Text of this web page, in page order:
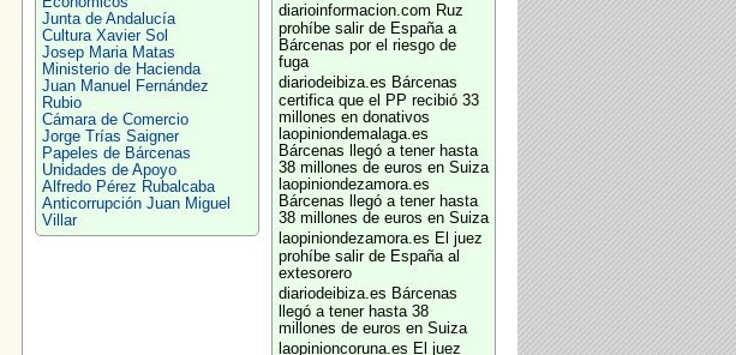
Junta de Andalucía
Cultura Xavier Sol
Josep Maria Matas
Ministerio de Hacienda
Juan Manuel Fernández
Rubio
Cámara de Comercio
Jorge Trías Saigner
Papeles de Bárcenas
Unidades de Apoyo
Alfredo Pérez Rubalcaba
Anticorrupción Juan Miguel
Villar
diarioinformacion.com Ruz
prohíbe salir de España a
Bárcenas por el riesgo de
fuga
diariodeibiza.es Bárcenas
certifica que el PP recibió 33
millones en donativos
laopiniondemalaga.es
Bárcenas llegó a tener hasta
38 millones de euros en Suiza
laopiniondezamora.es
Bárcenas llegó a tener hasta
38 millones de euros en Suiza
laopiniondezamora.es El juez
prohíbe salir de España al
extesorero
diariodeibiza.es Bárcenas
llegó a tener hasta 38
millones de euros en Suiza
laopinioncoruna.es El juez